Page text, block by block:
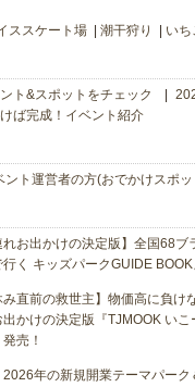
ススケート場 潮干狩り いち
ト&スポットをチェック
ば完成！イベント紹介
ント運営者の方(おでかけスポ
れお出かけの決定版】全国68
行く キッズパークGUIDE
み直前の救世主】物価高に負
かけの決定版『TJMOOK い
発売！
2026年の新規開業テーマパー